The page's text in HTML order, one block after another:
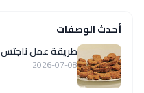
أحدث الوصفات
طريقة عمل ناجتس
2026-07-08